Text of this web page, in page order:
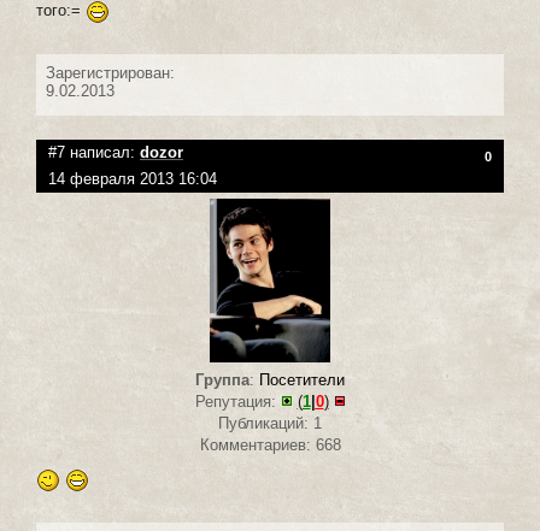
того:=
Зарегистрирован:
9.02.2013
#7 написал: dozor 0
14 февраля 2013 16:04
Группа: Посетители
Репутация:
(1| 0)
Публикаций: 1
Комментариев: 668